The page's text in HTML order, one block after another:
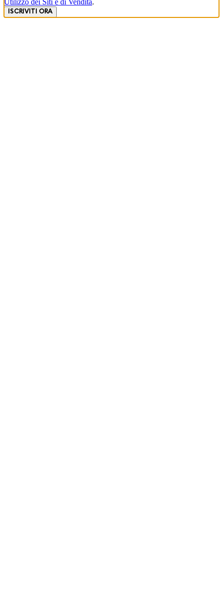
Utilizzo dei Siti e di Vendita.
ISCRIVITI ORA